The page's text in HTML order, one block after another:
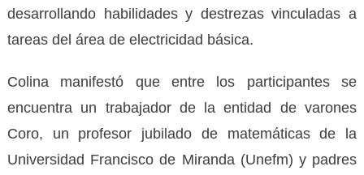
desarrollando habilidades y destrezas vinculadas a
tareas del área de electricidad básica.
Colina manifestó que entre los participantes se
encuentra un trabajador de la entidad de varones
Coro, un profesor jubilado de matemáticas de la
Universidad Francisco de Miranda (Unefm) y padres